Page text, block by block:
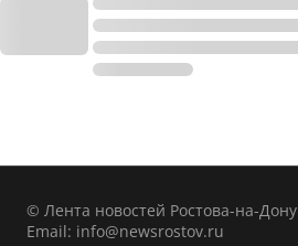
© Лента новостей Ростова-на-Дону
Email: info@newsrostov.ru